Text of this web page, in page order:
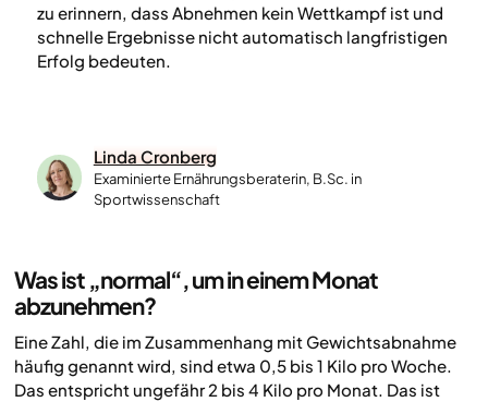
zu erinnern, dass Abnehmen kein Wettkampf ist und
schnelle Ergebnisse nicht automatisch langfristigen
Erfolg bedeuten.
Linda Cronberg
Examinierte Ernährungsberaterin, B.Sc. in
Sportwissenschaft
Was ist „normal“, um in einem Monat
abzunehmen?
Eine Zahl, die im Zusammenhang mit Gewichtsabnahme
häufig genannt wird, sind etwa 0,5 bis 1 Kilo pro Woche.
Das entspricht ungefähr 2 bis 4 Kilo pro Monat. Das ist